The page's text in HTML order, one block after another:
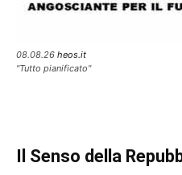
08.08.26 heos.it
"Tutto pianificato"
Il Senso della